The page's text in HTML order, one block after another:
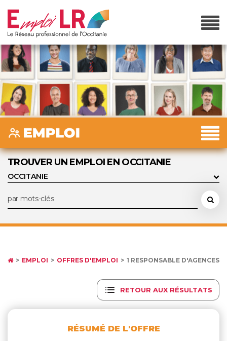
TROUVER UN EMPLOI EN OCCITANIE
EMPLOI OFFRES D'EMPLOI 1 RESPONSABLE D'AGENCES
RETOUR AUX RÉSULTATS
RÉSUMÉ DE L'OFFRE